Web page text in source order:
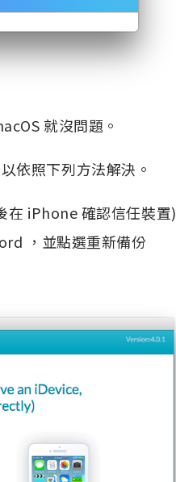
就沒問題。
依照下列方法解決。
在 iPhone 確認信任裝置)
，並點選重新備份